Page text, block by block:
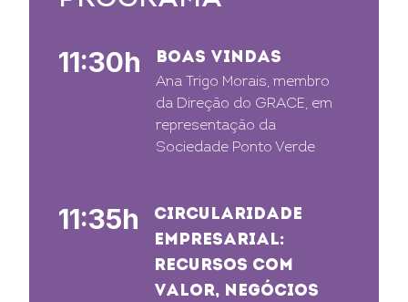
11:30h BOAS VINDAS
Ana Trigo Morais, membro
da Direção do GRACE, em
representação da
Sociedade Ponto Verde
11:35h
CIRCULARIDADE
EMPRESARIAL:
RECURSOS COM
VALOR, NEGÓCIOS